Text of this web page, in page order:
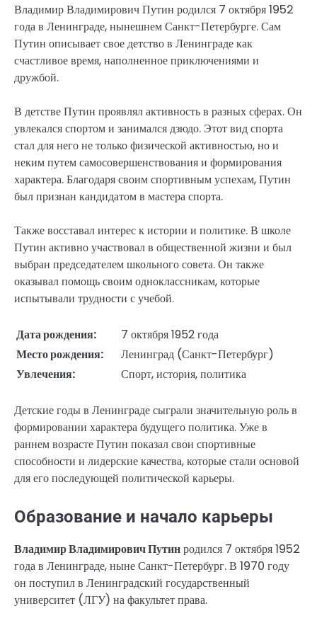
Владимир Владимирович Путин родился 7 октября 1952
года в Ленинграде, нынешнем Санкт-Петербурге. Сам
Путин описывает свое детство в Ленинграде как
счастливое время, наполненное приключениями и
дружбой.
В детстве Путин проявлял активность в разных сферах. Он
увлекался спортом и занимался дзюдо. Этот вид спорта
стал для него не только физической активностью, но и
неким путем самосовершенствования и формирования
характера. Благодаря своим спортивным успехам, Путин
был признан кандидатом в мастера спорта.
Также восставал интерес к истории и политике. В школе
Путин активно участвовал в общественной жизни и был
выбран председателем школьного совета. Он также
оказывал помощь своим одноклассникам, которые
испытывали трудности с учебой.
Дата рождения:
7 октября 1952 года
Место рождения:
Ленинград (Санкт-Петербург)
Увлечения:
Спорт, история, политика
Детские годы в Ленинграде сыграли значительную роль в
формировании характера будущего политика. Уже в
раннем возрасте Путин показал свои спортивные
способности и лидерские качества, которые стали основой
для его последующей политической карьеры.
Образование и начало карьеры
Владимир Владимирович Путинродился 7 октября 1952
года в Ленинграде, ныне Санкт-Петербург. В 1970 году
он поступил в Ленинградский государственный
университет (ЛГУ) на факультет права.